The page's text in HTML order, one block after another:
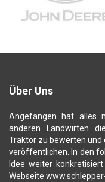
Über Uns
Angefangen hat alles
anderen Landwirten
Traktor zu bewerten und
veröffentlichen. In den
Idee weiter
Webseite